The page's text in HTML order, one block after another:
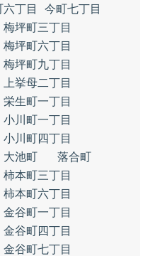
六丁目
今町七丁目
梅坪町三丁目
梅坪町六丁目
梅坪町九丁目
上挙母二丁目
栄生町一丁目
小川町一丁目
小川町四丁目
大池町
落合町
柿本町三丁目
柿本町六丁目
金谷町一丁目
金谷町四丁目
金谷町七丁目